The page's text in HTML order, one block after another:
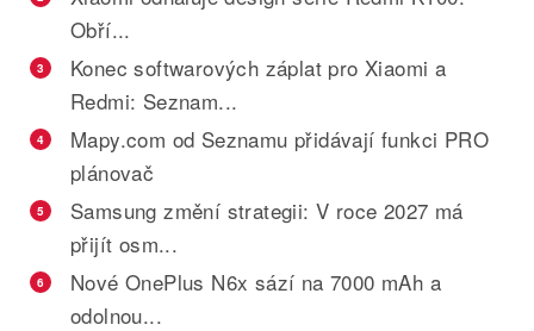
Obří...
3
Konec softwarových záplat pro Xiaomi a
Redmi: Seznam...
4
Mapy.com od Seznamu přidávají funkci PRO
plánovač
5
Samsung změní strategii: V roce 2027 má
přijít osm...
6
Nové OnePlus N6x sází na 7000 mAh a
odolnou...